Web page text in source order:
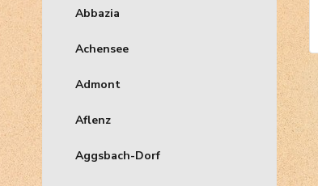
Abbazia
Achensee
Admont
Aflenz
Aggsbach-Dorf